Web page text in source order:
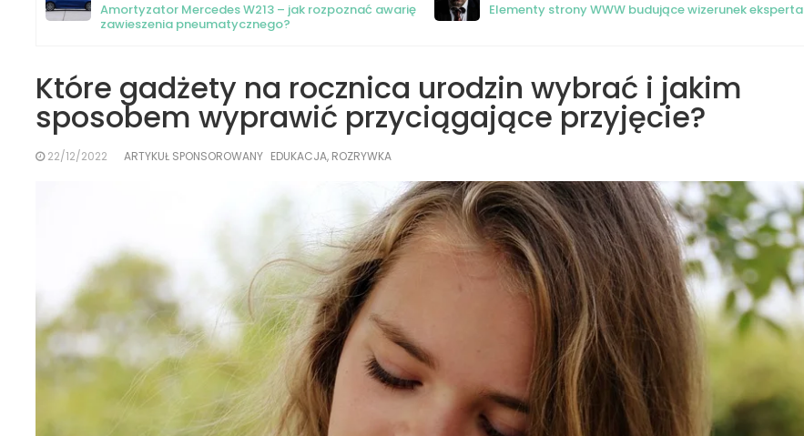
Amortyzator Mercedes W213 – jak rozpoznać awarię
zawieszenia pneumatycznego?
Elementy strony WWW budujące wizerunek eksperta
Które gadżety na rocznica urodzin wybrać i jakim
sposobem wyprawić przyciągające przyjęcie?
22/12/2022 ARTYKUŁ SPONSOROWANY EDUKACJA, ROZRYWKA